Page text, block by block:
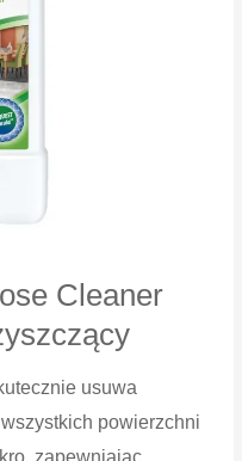
Cleaner
usuwa
powierzchni